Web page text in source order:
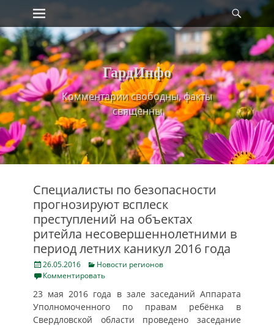
Skip
to
content
Primary Menu
ГардИнфо
Комментарии свободны, факты
священны
Специалисты по безопасности
прогнозируют всплеск
преступлений на объектах
ритейла несовершеннолетними в
период летних каникул 2016 года
Posted
on
26.05.2016 Categories
Новости регионов
Комментировать
23 мая 2016 года в зале заседаний Аппарата
Уполномоченного по правам ребёнка в
Свердловской области проведено заседание